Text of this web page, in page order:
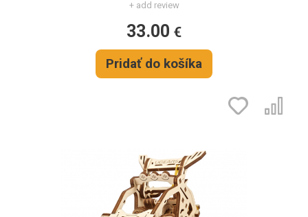
+ add review
33.00 €
Pridať do košíka